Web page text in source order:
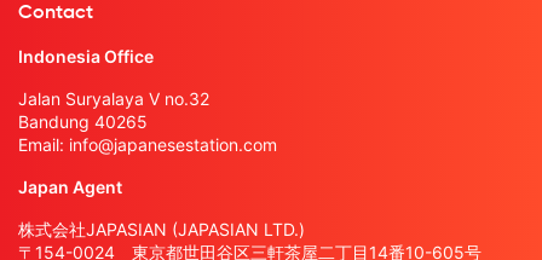
Contact
Indonesia Office
Jalan Suryalaya V no.32
Bandung 40265
Email: info@japanesestation.com
Japan Agent
株式会社JAPASIAN (JAPASIAN LTD.)
〒154-0024 東京都世田谷区三軒茶屋二丁目14番10-605号